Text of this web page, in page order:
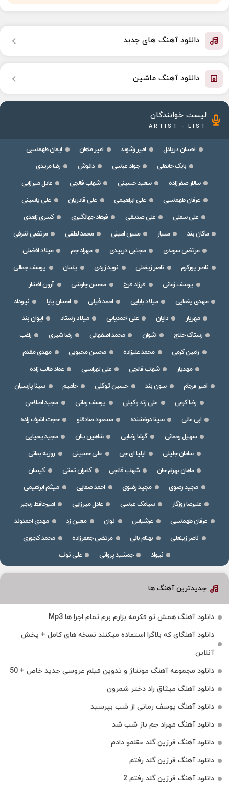
دانلود آهنگ های جدید
دانلود آهنگ ماشین
لیست خوانندگان
ARTIST - LIST
احسان دریادل امیر رشوند امیر ماهان
ایمان طهماسبی
بابک خانقلی
جواد عباسی دانوش
رضا مریدی
سالار صفرزاده
سعید حسینی شهاب فالجی
عادل میرزایی
عرفان طهماسبی
علی ابراهیمی علی قادریان
علی یاسینی
علی سفلی
علی صدیقی فرهاد جهانگیری
کسری زاهدی
ماکان بند
متیار متین امینی محمد لطفی
مرتضی اشرفی
مرتضی سرمدی
مجتبی دربیدی مهراد جم
میلاد افضلی
ناصر پورکرم
ناصر زینعلی نوید زردی یاسان
یوسف جمالی
یوسف زمانی
فرزاد فرخ محسن چاوشی
آرون افشار
مهدی یغمایی
میلاد بابایی احمد فیلی احسان پایا
نیوداد
مهریار
دایان علی احمدیانی میلاد راستاد
ایوان بند
رستاک حلاج
اشوان محمد اصفهانی رضا شیری
راغب
رامین کرمی
محمد علیزاده محسن محبوبی
مهدی مقدم
مهدیار
شهاب فالجی علی لهراسبی
عماد طالب زاده
امیر فرجام
سون بند حسین توکلی حامیم
سینا پارسیان
رضا کرمی
علی زند وکیلی یوسف زمانی
مجید اصلاحی
ابی عالی
سینا درخشنده مسعود صادقلو
حجت اشرف زاده
سهیل رحمانی
گرشا رضایی شاهین بنان
مجید یحیایی
سامان جلیلی
ایلیا ای جی علی حسینی
روزبه بمانی
ماهان بهرام خان
شهاب فالجی کامران تفتی
کیسان
مجید رضوی
مجید رضوی احمد صفایی
میثم ابراهیمی
علیرضا روزگار
سیامک عباسی عادل میرزایی
امیرحافظ رنجبر
عرفان طهماسبی
عرشیاس نوان معین زد
مهدی احمدوند
ناصر زینعلی
بهنام بانی مرتضی جعفرزاده
محمد کجوری
نیواد
جمشید پروانی علی نواب
جدیدترین آهنگ ها
دانلود آهنگ همش تو فکرمه بزارم برم تمام اجرا ها Mp3
دانلود آهنگای که بلاگرا استفاده میکنند نسخه های کامل + پخش
آنلاین
دانلود مجموعه آهنگ مونتاژ و تدوین فیلم عروسی جدید خاص + 50
دانلود آهنگ میثاق راد دختر شمرون
دانلود آهنگ یوسف زمانی از شب بپرسید
دانلود آهنگ مهراد جم باز شب شد
دانلود آهنگ فرزین گلد عقلمو دادم
دانلود آهنگ فرزین گلد رفتم
دانلود آهنگ فرزین گلد رفتم 2